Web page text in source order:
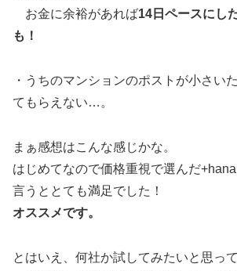
お金に余裕があれば14日ペースにし
も！
・うちのマンションのポストが小さい
てもらえない…。
まぁ感想はこんな感じかな。
はじめてなので価格重視で選んだ
言うととても満足でした！
オススメです。
とはいえ、何社か試してみたいと思っ